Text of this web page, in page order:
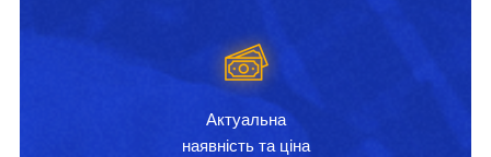
Актуальна
наявність та ціна